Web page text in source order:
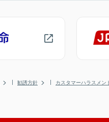
勧誘方針 カスタマーハラスメン